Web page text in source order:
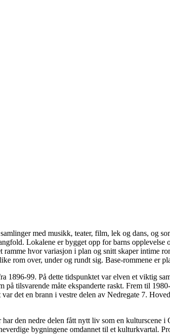
med musikk, teater, film, lek og dans, og
Lokalene er bygget opp for barns opplevelse
hvor variasjon i plan og snitt skaper intime
over, under og rundt sig. Base-rommene er
1896-99. På dette tidspunktet var elven et viktig
tilsvarende måte ekspanderte raskt. Frem til
det en brann i vestre delen av Nedregate 7.
den nedre delen fått nytt liv som en
bygningene omdannet til et kulturkvartal.